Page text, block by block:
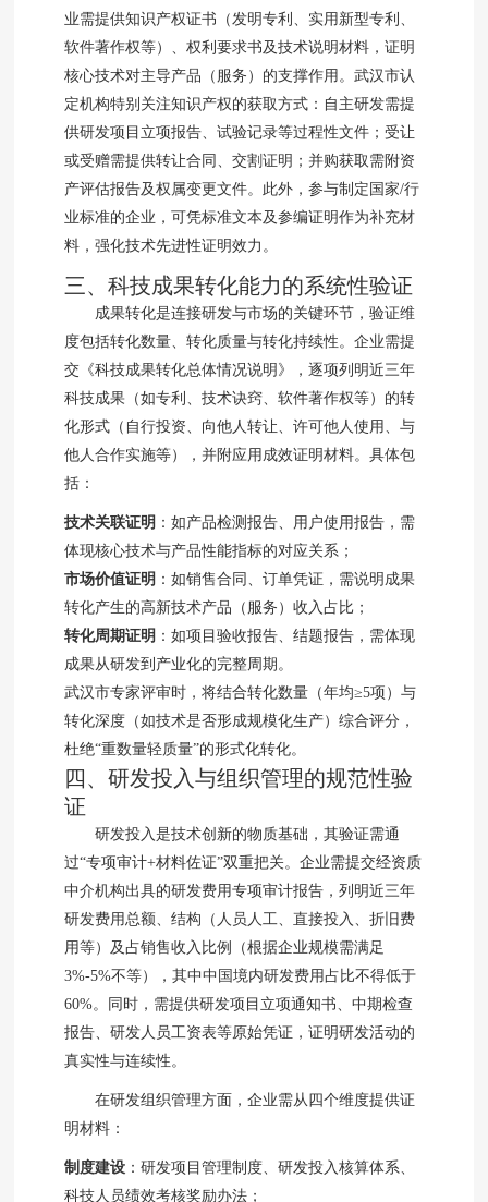
业需提供知识产权证书（发明专利、实用新型专利、
软件著作权等）、权利要求书及技术说明材料，证明
核心技术对主导产品（服务）的支撑作用。武汉市认
定机构特别关注知识产权的获取方式：自主研发需提
供研发项目立项报告、试验记录等过程性文件；受让
或受赠需提供转让合同、交割证明；并购获取需附资
产评估报告及权属变更文件。此外，参与制定国家/行
业标准的企业，可凭标准文本及参编证明作为补充材
料，强化技术先进性证明效力。
三、科技成果转化能力的系统性验证
成果转化是连接研发与市场的关键环节，验证维
度包括转化数量、转化质量与转化持续性。企业需提
交《科技成果转化总体情况说明》，逐项列明近三年
科技成果（如专利、技术诀窍、软件著作权等）的转
化形式（自行投资、向他人转让、许可他人使用、与
他人合作实施等），并附应用成效证明材料。具体包
括：
技术关联证明 ：如产品检测报告、用户使用报告，需
体现核心技术与产品性能指标的对应关系；
市场价值证明 ：如销售合同、订单凭证，需说明成果
转化产生的高新技术产品（服务）收入占比；
转化周期证明 ：如项目验收报告、结题报告，需体现
成果从研发到产业化的完整周期。
武汉市专家评审时，将结合转化数量（年均≥5项）与
转化深度（如技术是否形成规模化生产）综合评分，
杜绝“重数量轻质量”的形式化转化。
四、研发投入与组织管理的规范性验
证
研发投入是技术创新的物质基础，其验证需通
过“专项审计+材料佐证”双重把关。企业需提交经资质
中介机构出具的研发费用专项审计报告，列明近三年
研发费用总额、结构（人员人工、直接投入、折旧费
用等）及占销售收入比例（根据企业规模需满足
3%-5%不等），其中中国境内研发费用占比不得低于
60%。同时，需提供研发项目立项通知书、中期检查
报告、研发人员工资表等原始凭证，证明研发活动的
真实性与连续性。
在研发组织管理方面，企业需从四个维度提供证
明材料：
制度建设 ：研发项目管理制度、研发投入核算体系、
科技人员绩效考核奖励办法；